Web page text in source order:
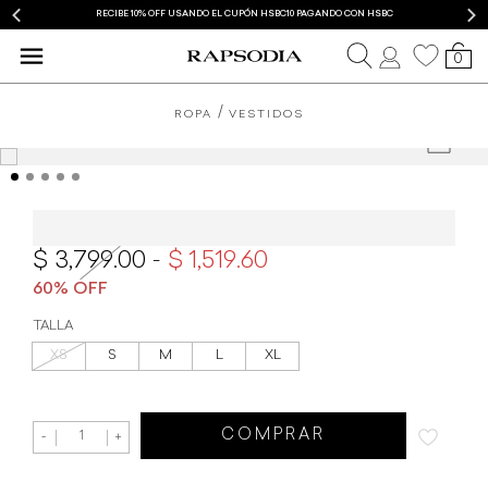
RECIBE 10% OFF USANDO EL CUPÓN HSBC10 PAGANDO CON HSBC
0
ROPA VESTIDOS
3,799.00 1,519.60
TALLA
XS S M L XL
+
- COMPRAR